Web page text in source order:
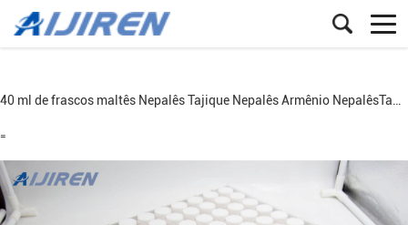
40 ml de frascos maltês NepalêsTajique NepalêsArmênio NepalêsTampas brancas de pescoço de parafuso PP
=